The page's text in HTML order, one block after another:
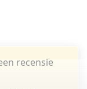
recensie